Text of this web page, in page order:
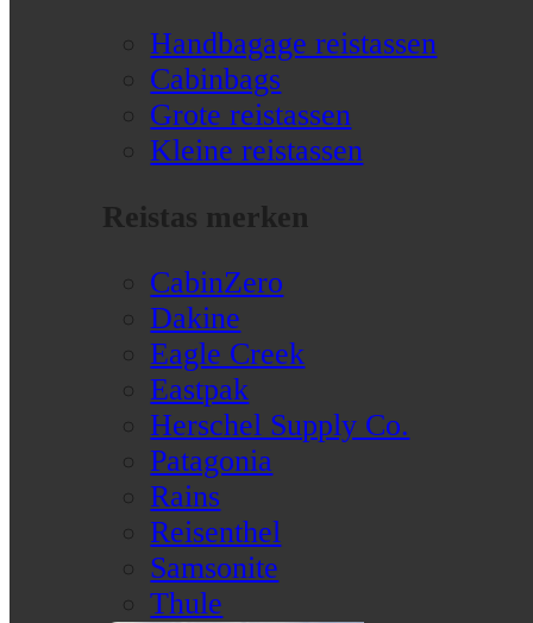
Handbagage reistassen
Cabinbags
Grote reistassen
Kleine reistassen
Reistas merken
CabinZero
Dakine
Eagle Creek
Eastpak
Herschel Supply Co.
Patagonia
Rains
Reisenthel
Samsonite
Thule